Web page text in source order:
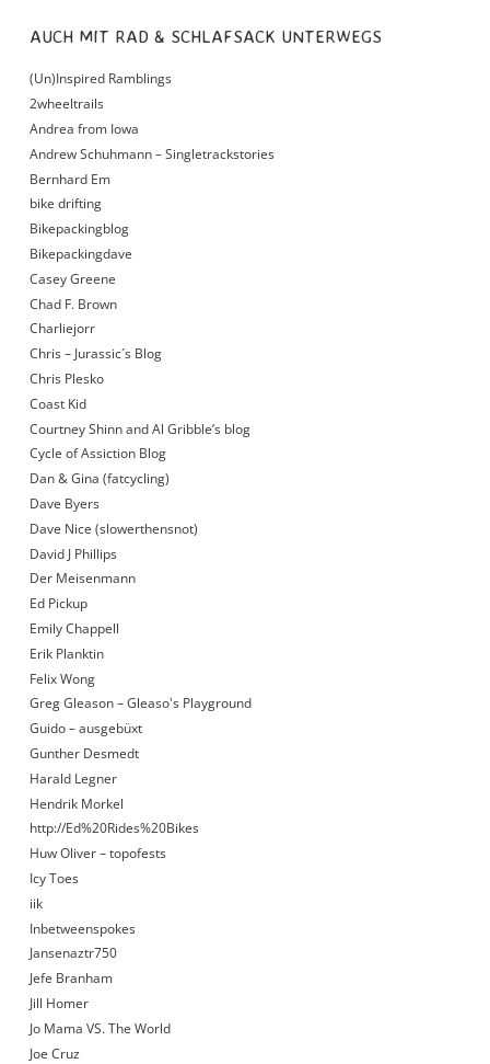
AUCH MIT RAD & SCHLAFSACK UNTERWEGS
(Un)Inspired Ramblings
2wheeltrails
Andrea from Iowa
Andrew Schuhmann – Singletrackstories
Bernhard Em
bike drifting
Bikepackingblog
Bikepackingdave
Casey Greene
Chad F. Brown
Charliejorr
Chris – Jurassic´s Blog
Chris Plesko
Coast Kid
Courtney Shinn and Al Gribble’s blog
Cycle of Assiction Blog
Dan & Gina (fatcycling)
Dave Byers
Dave Nice (slowerthensnot)
David J Phillips
Der Meisenmann
Ed Pickup
Emily Chappell
Erik Planktin
Felix Wong
Greg Gleason – Gleaso's Playground
Guido – ausgebüxt
Gunther Desmedt
Harald Legner
Hendrik Morkel
http://Ed%20Rides%20Bikes
Huw Oliver – topofests
Icy Toes
iik
Inbetweenspokes
Jansenaztr750
Jefe Branham
Jill Homer
Jo Mama VS. The World
Joe Cruz